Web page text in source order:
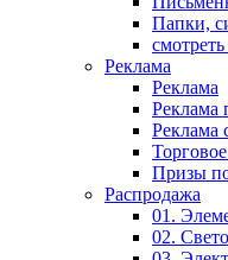
Папки,
смотреть
Реклама
Реклама
Реклама
Реклама
Призы
Распродажа
01.
02.